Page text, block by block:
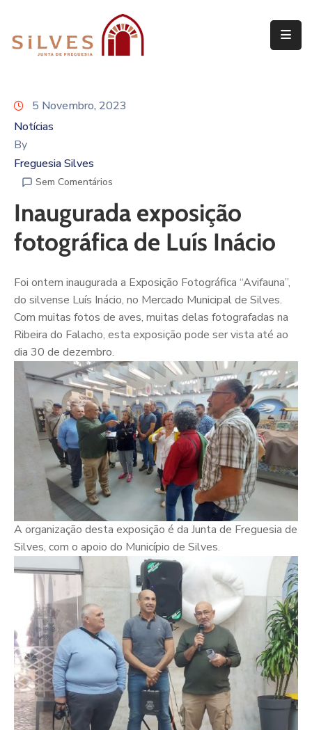
de
Freguesia
Assembleia
Freguesia
Projetos
5 Novembro, 2023
Notícias
By
Freguesia Silves
Sem Comentários
Inaugurada exposição
fotográfica de Luís Inácio
Foi ontem inaugurada a Exposição Fotográfica “Avifauna”,
do silvense Luís Inácio, no Mercado Municipal de Silves.
Com muitas fotos de aves, muitas delas fotografadas na
Ribeira do Falacho, esta exposição pode ser vista até ao
dia 30 de dezembro.
A organização desta exposição é da Junta de Freguesia de
Silves, com o apoio do Município de Silves.